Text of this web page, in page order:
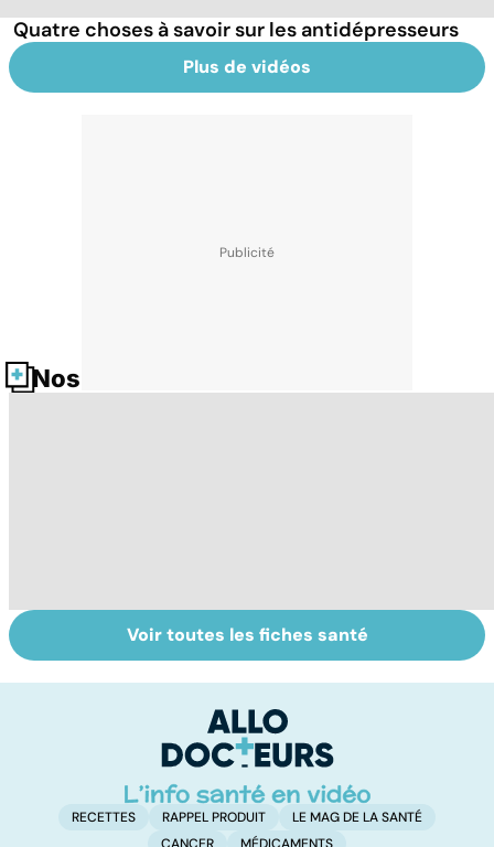
Quatre choses à savoir sur les antidépresseurs
Plus de vidéos
Nos fiches santé
Ados : que faire
en cas de
Automutilation :
des ados en
Voir toutes les fiches santé
RECETTES RAPPEL PRODUIT
LE MAG DE LA SANTÉ